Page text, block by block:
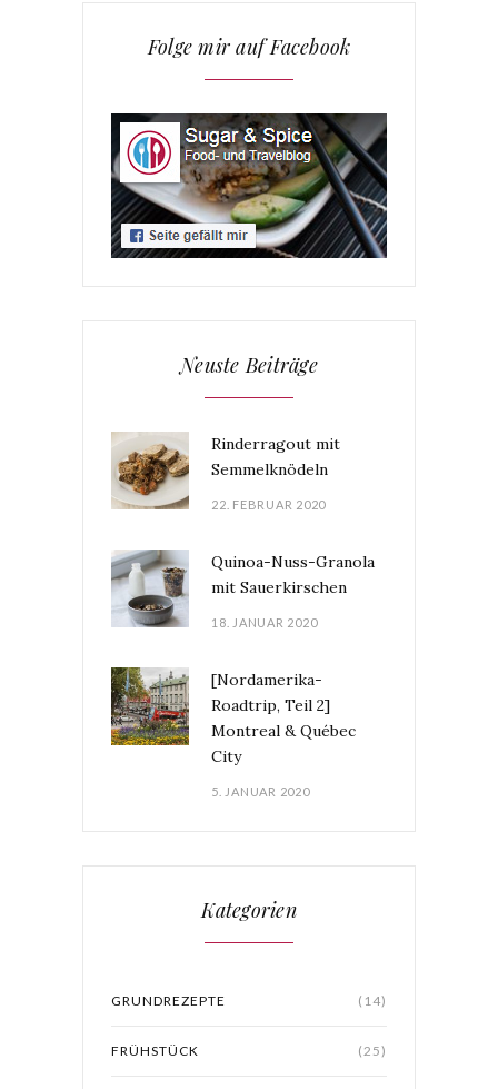
Folge mir auf Facebook
Neuste Beiträge
Rinderragout mit
Semmelknödeln
22. FEBRUAR 2020
Quinoa-Nuss-Granola
mit Sauerkirschen
18. JANUAR 2020
[Nordamerika-
Roadtrip, Teil 2]
Montreal & Québec
City
5. JANUAR 2020
Kategorien
GRUNDREZEPTE (14)
FRÜHSTÜCK (25)